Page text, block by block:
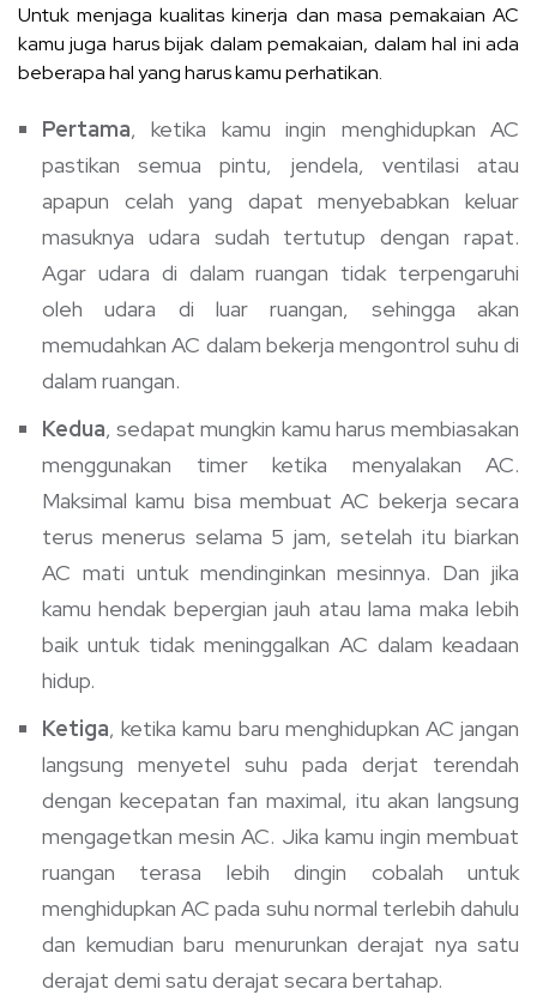
Untuk menjaga kualitas kinerja dan masa pemakaian AC
kamu juga harus bijak dalam pemakaian, dalam hal ini ada
beberapa hal yang harus kamu perhatikan.
Pertama, ketika kamu ingin menghidupkan AC
pastikan semua pintu, jendela, ventilasi atau
apapun celah yang dapat menyebabkan keluar
masuknya udara sudah tertutup dengan rapat.
Agar udara di dalam ruangan tidak terpengaruhi
oleh udara di luar ruangan, sehingga akan
memudahkan AC dalam bekerja mengontrol suhu di
dalam ruangan.
Kedua, sedapat mungkin kamu harus membiasakan
menggunakan timer ketika menyalakan AC.
Maksimal kamu bisa membuat AC bekerja secara
terus menerus selama 5 jam, setelah itu biarkan
AC mati untuk mendinginkan mesinnya. Dan jika
kamu hendak bepergian jauh atau lama maka lebih
baik untuk tidak meninggalkan AC dalam keadaan
hidup.
Ketiga, ketika kamu baru menghidupkan AC jangan
langsung menyetel suhu pada derjat terendah
dengan kecepatan fan maximal, itu akan langsung
mengagetkan mesin AC. Jika kamu ingin membuat
ruangan terasa lebih dingin cobalah untuk
menghidupkan AC pada suhu normal terlebih dahulu
dan kemudian baru menurunkan derajat nya satu
derajat demi satu derajat secara bertahap.